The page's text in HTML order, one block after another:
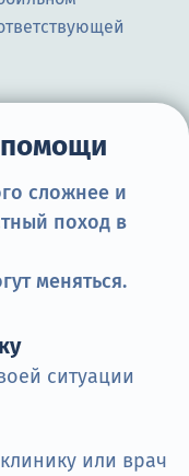
помощи
сложнее и
поход в
меняться.
ситуации
или врач